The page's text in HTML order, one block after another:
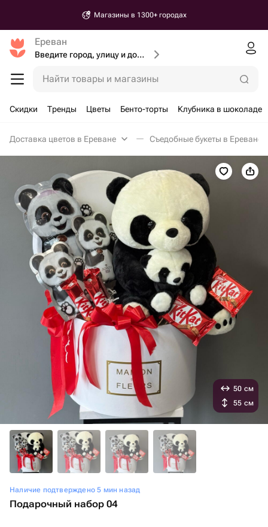
Магазины в 1300+ городах
Ереван
Введите город, улицу и дом доставки
Найти товары и магазины
Скидки Тренды Цветы Бенто-торты Клубника в шоколаде
Доставка цветов в Ереване Съедобные букеты в Ереване
Наличие подтверждено 5 мин назад
Подарочный набор 04
50 см
55 см